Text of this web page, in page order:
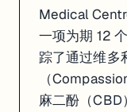
Medical
一项为期 12
踪了通过维多
（
麻二酚（CBD